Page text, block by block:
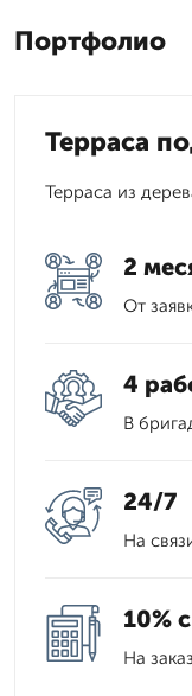
Портфолио
Терраса
Терраса из
2
От
4
В
24/7
На
10%
На